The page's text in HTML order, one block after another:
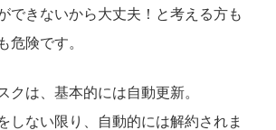
できないから大丈夫！と考える方も
危険です。
クは、基本的には自動更新。
しない限り、自動的には解約されま